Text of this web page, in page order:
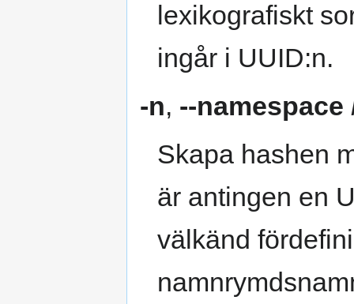
lexikografiskt
ingår i UUID:n.
-n, --namespace
Skapa hashen
är antingen en
välkänd